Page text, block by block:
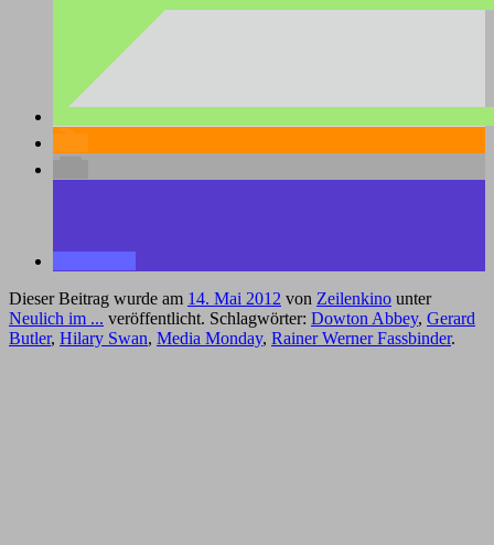
Dieser Beitrag wurde am 14. Mai 2012 von Zeilenkino unter
Neulich im ... veröffentlicht. Schlagwörter: Dowton Abbey, Gerard
Butler, Hilary Swan, Media Monday, Rainer Werner Fassbinder.